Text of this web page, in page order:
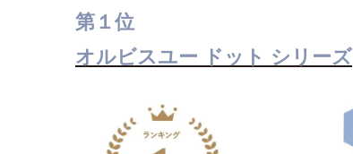
第１位
オルビスユー ドット シリーズ